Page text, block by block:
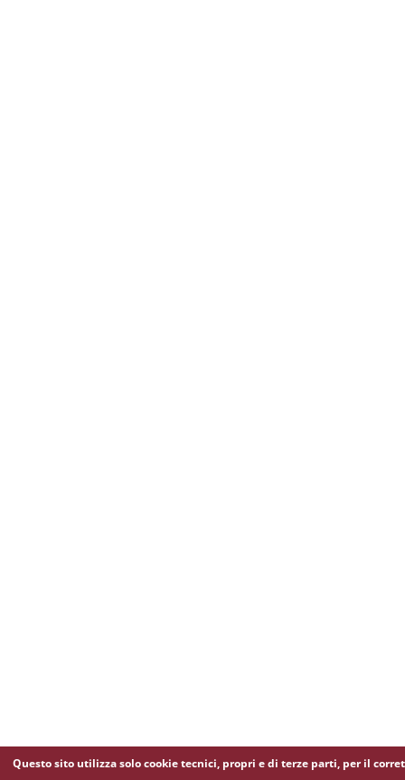
Questo sito utilizza solo cookie tecnici, propri e di terze parti, per il